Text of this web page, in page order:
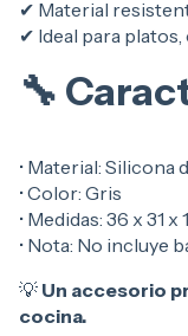
✔ Material
✔ Ideal para
🔧
• Material: Silicona
• Color: Gris
• Medidas: 36 x 31 x
• Nota: No incluye
💡 Un accesorio
cocina.